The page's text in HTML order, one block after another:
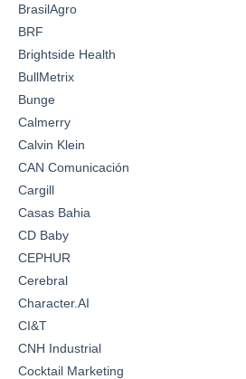
BrasilAgro
BRF
Brightside Health
BullMetrix
Bunge
Calmerry
Calvin Klein
CAN Comunicación
Cargill
Casas Bahia
CD Baby
CEPHUR
Cerebral
Character.AI
CI&T
CNH Industrial
Cocktail Marketing